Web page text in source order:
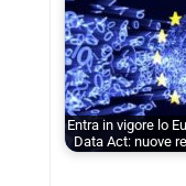
Entra in vigore lo
Data Act: nuove